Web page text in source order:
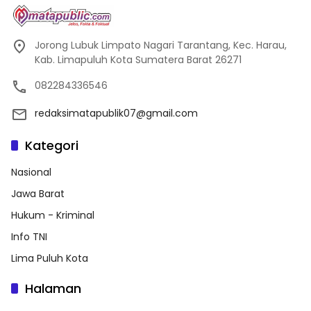
Jorong Lubuk Limpato Nagari Tarantang, Kec. Harau,
Kab. Limapuluh Kota Sumatera Barat 26271
082284336546
redaksimatapublik07@gmail.com
Kategori
Nasional
Jawa Barat
Hukum - Kriminal
Info TNI
Lima Puluh Kota
Halaman